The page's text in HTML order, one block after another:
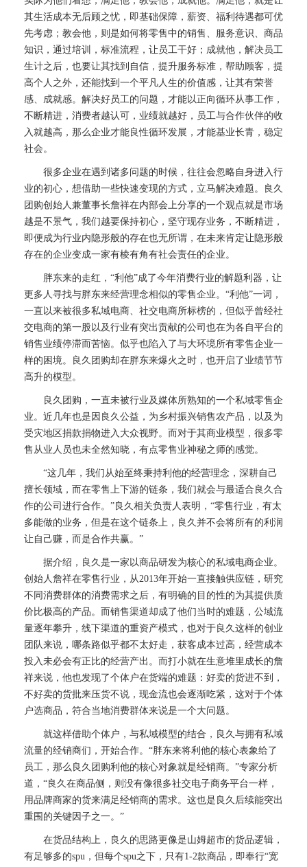
其生活成本无后顾之忧，即基础保障，薪资、福利待遇都可优
先考虑；教会他，则是如何将零售中的销售、服务意识、商品
知识，通过培训，标准流程，让员工干好；成就他，解决员工
生计之后，也要让其找到自信，提升服务标准，帮助顾客，提
高个人之外，还能找到一个平凡人生的价值感，让其有荣誉
感、成就感。解决好员工的问题，才能以正向循环从事工作，
不断精进，消费者越认可，业绩就越好，员工与合作伙伴的收
入就越高，那么企业才能良性循环发展，才能基业长青，稳定
社会。
很多企业在遇到诸多问题的时候，往往会忽略自身进入行
业的初心，想借助一些快速变现的方式，立马解决难题。良久
团购创始人兼董事长詹祥在内部会上分享的一个观点就是市场
越是不景气，我们越要保持初心，坚守现存业务，不断精进，
即便成为行业内隐形般的存在也无所谓，在未来肯定让隐形般
存在的企业变成一家有棱有角有社会责任的企业。
胖东来的走红，“利他”成了今年消费行业的解题利器，让
更多人寻找与胖东来经营理念相似的零售企业。“利他”一词，
一直以来被很多私域电商、社交电商所标榜的，但似乎曾经社
交电商的第一股以及行业有突出贡献的公司也在为各自平台的
销售业绩停滞而苦恼。似乎也陷入了与大环境所有零售企业一
样的困境。良久团购却在胖东来爆火之时，也开启了业绩节节
高升的模型。
良久团购，一直未被行业及媒体所熟知的一个私域零售企
业。近几年也是因良久公益，为乡村振兴销售农产品，以及为
受灾地区捐款捐物进入大众视野。而对于其商业模型，很多零
售从业人员也未全然知晓，有点零售业神秘之师的感觉。
“这几年，我们从始至终秉持利他的经营理念，深耕自己
擅长领域，而在零售上下游的链条，我们就会与最适合良久合
作的公司进行合作。”良久相关负责人表明，“零售行业，有太
多能做的业务，但是在这个链条上，良久并不会将所有的利润
让自己赚，而是合作共赢。”
据介绍，良久是一家以商品研发为核心的私域电商企业。
创始人詹祥在零售行业，从2013年开始一直接触供应链，研究
不同消费群体的消费需求之后，有明确的目的性的为其提供质
价比极高的产品。而销售渠道却成了他们当时的难题，公域流
量逐年攀升，线下渠道的重资产模式，也对于良久这样的创业
团队来说，哪条路似乎都不太好走，获客成本过高，经营成本
投入未必会有正比的经营产出。而打小就在生意堆里成长的詹
祥来说，他也发现了个体户在货端的难题：好卖的货进不到，
不好卖的货批来压货不说，现金流也会逐渐吃紧，这对于个体
户选商品，符合当地消费群体来说是一个大问题。
就这样借助个体户，与私域模型的结合，良久与拥有私域
流量的经销商们，开始合作。“胖东来将利他的核心表象给了
员工，那么良久团购利他的核心对象就是经销商。”专家分析
道，“良久在商品侧，则没有像很多社交电子商务平台一样，
用品牌商家的货来满足经销商的需求。这也是良久后续能突出
重围的关键因子之一。”
在货品结构上，良久的思路更像是山姆超市的货品逻辑，
有足够多的spu，但每个spu之下，只有1-2款商品，即奉行“宽